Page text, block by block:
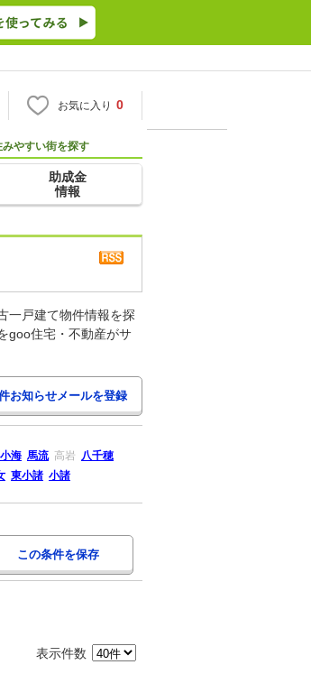
お気に入り 0
みやすい街を探す
助成金
情報
一戸建て物件情報を探
goo住宅・不動産がサ
小海 馬流 高岩 八千穂
東小諸 小諸
この条件を保存
表示件数